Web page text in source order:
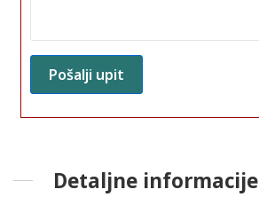
Detaljne informacije